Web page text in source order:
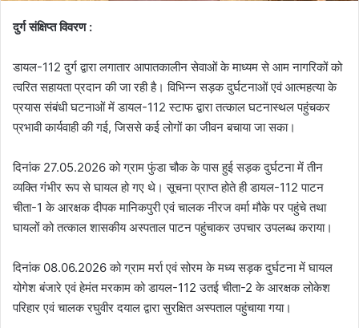
दुर्ग संक्षिप्त विवरण :
डायल-112 दुर्ग द्वारा लगातार आपातकालीन सेवाओं के माध्यम से आम नागरिकों को
त्वरित सहायता प्रदान की जा रही है। विभिन्न सड़क दुर्घटनाओं एवं आत्महत्या के
प्रयास संबंधी घटनाओं में डायल-112 स्टाफ द्वारा तत्काल घटनास्थल पहुंचकर
प्रभावी कार्यवाही की गई, जिससे कई लोगों का जीवन बचाया जा सका।
दिनांक 27.05.2026 को ग्राम फुंडा चौक के पास हुई सड़क दुर्घटना में तीन
व्यक्ति गंभीर रूप से घायल हो गए थे। सूचना प्राप्त होते ही डायल-112 पाटन
चीता-1 के आरक्षक दीपक मानिकपुरी एवं चालक नीरज वर्मा मौके पर पहुंचे तथा
घायलों को तत्काल शासकीय अस्पताल पाटन पहुंचाकर उपचार उपलब्ध कराया।
दिनांक 08.06.2026 को ग्राम मर्रा एवं सोरम के मध्य सड़क दुर्घटना में घायल
योगेश बंजारे एवं हेमंत मरकाम को डायल-112 उतई चीता-2 के आरक्षक लोकेश
परिहार एवं चालक रघुवीर दयाल द्वारा सुरक्षित अस्पताल पहुंचाया गया।